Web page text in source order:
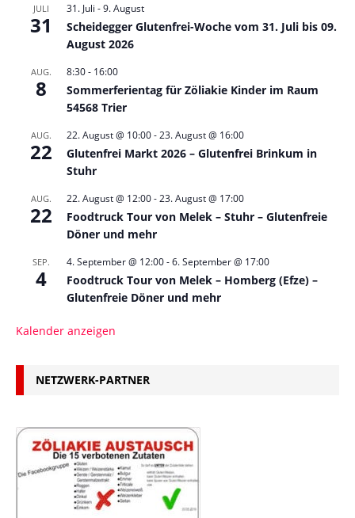
JULI
31
31. Juli -9. August
Scheidegger Glutenfrei-Woche vom 31. Juli bis 09.
August 2026
AUG.
8
8:30- 16:00
Sommerferientag für Zöliakie Kinder im Raum
54568 Trier
AUG.
22
22. August @ 10:00-23. August @ 16:00
Glutenfrei Markt 2026 – Glutenfrei Brinkum in
Stuhr
AUG.
22
22. August @ 12:00-23. August @ 17:00
Foodtruck Tour von Melek – Stuhr – Glutenfreie
Döner und mehr
SEP.
4
4. September @ 12:00-6. September @ 17:00
Foodtruck Tour von Melek – Homberg (Efze) –
Glutenfreie Döner und mehr
Kalender anzeigen
NETZWERK-PARTNER